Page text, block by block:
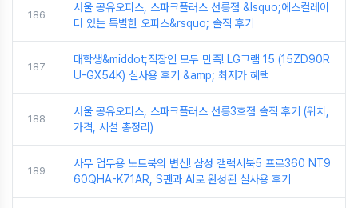
186
서울 공유오피스, 스파크플러스 선릉점 &lsquo;에스컬레이
터 있는 특별한 오피스&rsquo; 솔직 후기
187
대학생&middot;직장인 모두 만족! LG그램 15 (15ZD90R
U-GX54K) 실사용 후기 &amp; 최저가 혜택
188
서울 공유오피스, 스파크플러스 선릉3호점 솔직 후기 (위치,
가격, 시설 총정리)
189
사무 업무용 노트북의 변신! 삼성 갤럭시북5 프로360 NT9
60QHA-K71AR, S펜과 AI로 완성된 실사용 후기